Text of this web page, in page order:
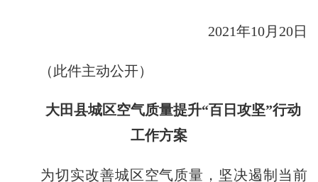
2021年10月20日
（此件主动公开）
大田县城区空气质量提升“百日攻坚”行动
工作方案
为切实改善城区空气质量，坚决遏制当前